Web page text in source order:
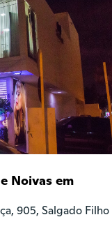
Noivas em
905, Salgado Filho